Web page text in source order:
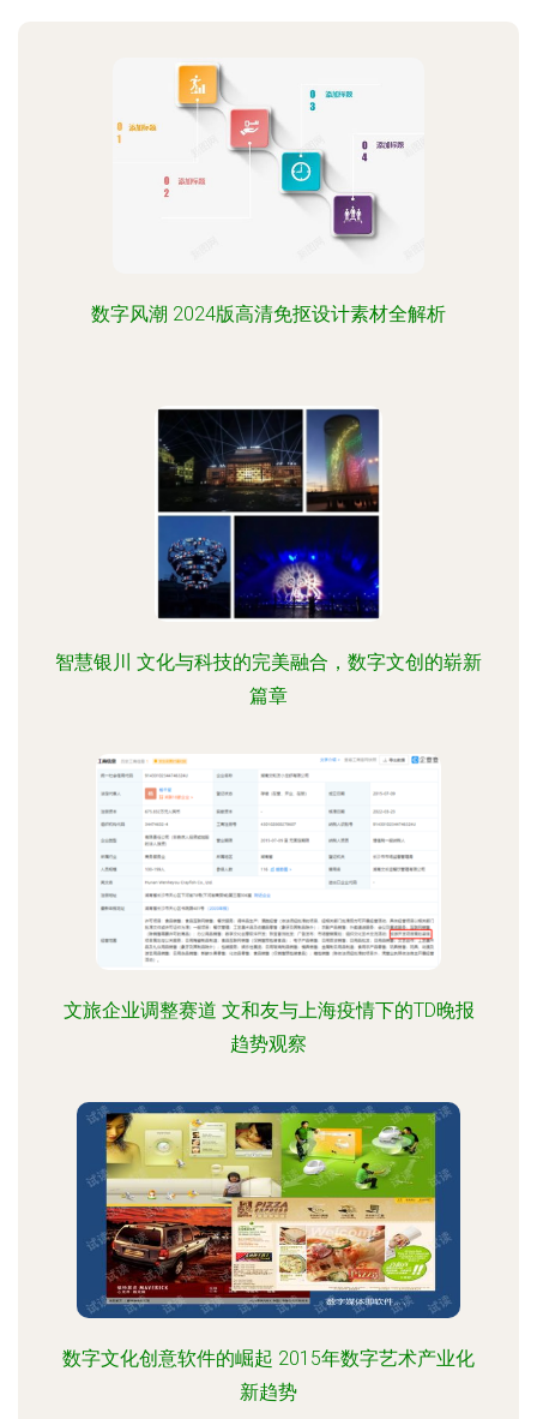
数字风潮 2024版高清免抠设计素材全解析
智慧银川 文化与科技的完美融合，数字文创的崭新
篇章
文旅企业调整赛道 文和友与上海疫情下的TD晚报
趋势观察
数字文化创意软件的崛起 2015年数字艺术产业化
新趋势